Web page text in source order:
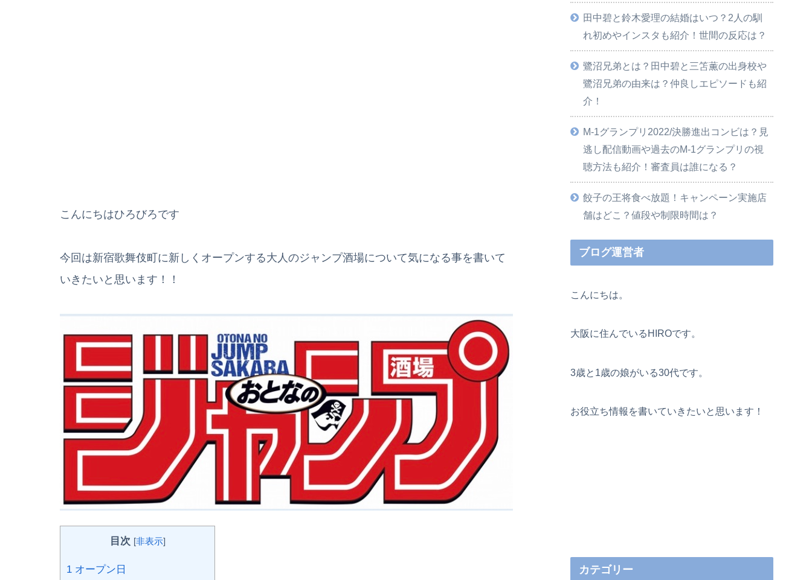
こんにちはひろびろです
今回は新宿歌舞伎町に新しくオープンする大人のジャンプ酒場について気になる事を書いて
いきたいと思います！！
目次 [非表示]
1 オープン日
田中碧と鈴木愛理の結婚はいつ？2人の馴
れ初めやインスタも紹介！世間の反応は？
鷺沼兄弟とは？田中碧と三笘薫の出身校や
鷺沼兄弟の由来は？仲良しエピソードも紹
介！
M-1グランプリ2022/決勝進出コンビは？見
逃し配信動画や過去のM-1グランプリの視
聴方法も紹介！審査員は誰になる？
餃子の王将食べ放題！キャンペーン実施店
舗はどこ？値段や制限時間は？
ブログ運営者
こんにちは。
大阪に住んでいるHIROです。
3歳と1歳の娘がいる30代です。
お役立ち情報を書いていきたいと思います！
カテゴリー